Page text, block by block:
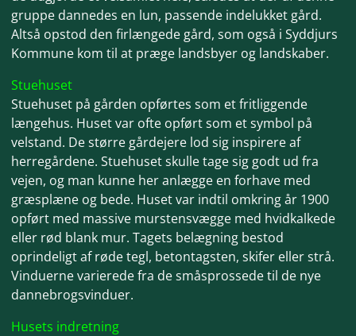
gruppe dannedes en lun, passende indelukket gård.
Altså opstod den firlængede gård, som også i Syddjurs
Kommune kom til at præge landsbyer og landskaber.
Stuehuset
Stuehuset på gården opførtes som et fritliggende
længehus. Huset var ofte opført som et symbol på
velstand. De større gårdejere lod sig inspirere af
herregårdene. Stuehuset skulle tage sig godt ud fra
vejen, og man kunne her anlægge en forhave med
græsplæne og bede. Huset var indtil omkring år 1900
opført med massive murstensvægge med hvidkalkede
eller rød blank mur. Tagets belægning bestod
oprindeligt af røde tegl, betontagsten, skifer eller strå.
Vinduerne varierede fra de småsprossede til de nye
dannebrogsvinduer.
Husets indretning